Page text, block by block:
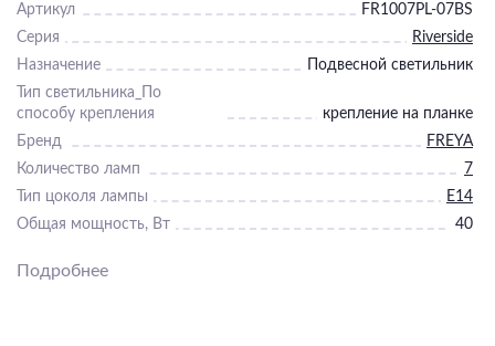
Артикул
FR1007PL-07BS
Серия
Riverside
Назначение
Подвесной светильник
Тип светильника_По
способу крепления
крепление на планке
Бренд
FREYA
Количество ламп
7
Тип цоколя лампы
E14
Общая мощность, Вт
40
Светильник Диаметр, мм
Подробнее